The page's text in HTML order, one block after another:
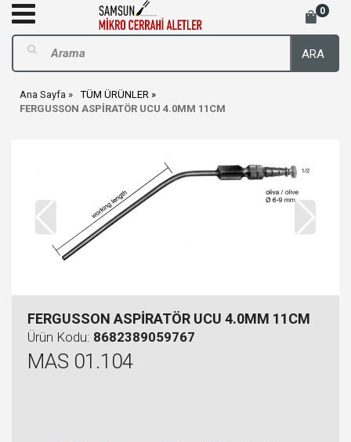
0
ARA
Ana Sayfa
TÜM ÜRÜNLER
FERGUSSON ASPİRATÖR UCU 4.0MM 11CM
FERGUSSON ASPİRATÖR UCU 4.0MM 11CM
Ürün Kodu: 8682389059767
MAS 01.104